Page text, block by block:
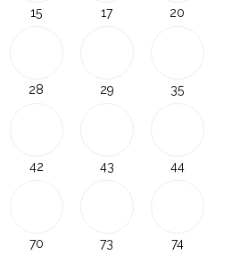
15 17 20
28 29 35
42 43 44
70 73 74